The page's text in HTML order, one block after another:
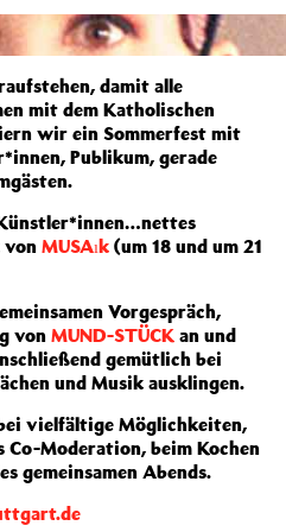
damit alle
mit dem Katholischen
wir ein Sommerfest mit
Publikum, gerade
vonMUSAık (um 18 und um 21
Vorgespräch,
vonMUND-STÜCK an und
gemütlich bei
und Musik ausklingen.
vielfältige Möglichkeiten,
Moderation, beim Kochen
gemeinsamen Abends.